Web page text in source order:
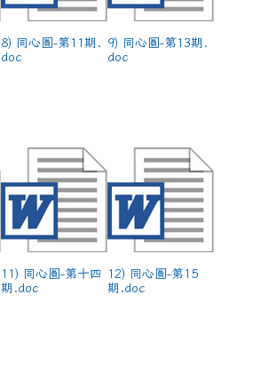
8) 同心圓-第11期.
doc
9) 同心圓-第13期.
doc
11) 同心圓-第十四
期.doc
12) 同心圓-第15
期.doc